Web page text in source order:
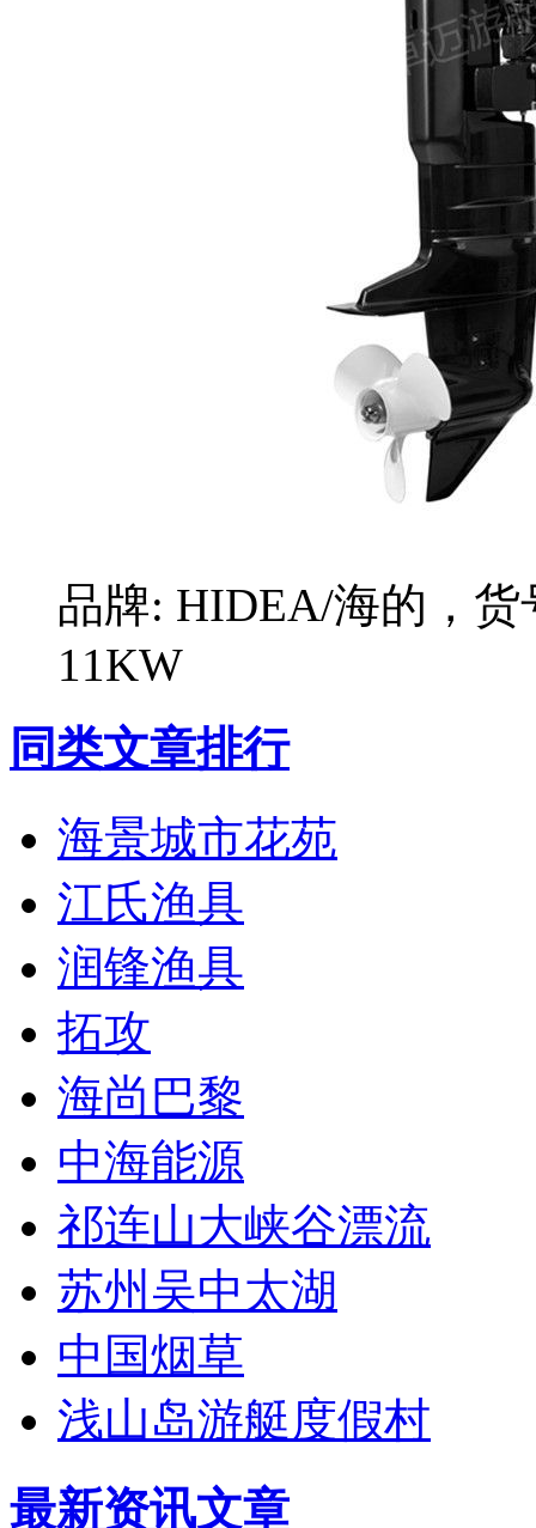
品牌: HIDEA/海的，货
11KW
同类文章排行
海景城市花苑
江氏渔具
润锋渔具
拓攻
海尚巴黎
中海能源
祁连山大峡谷漂流
苏州吴中太湖
中国烟草
浅山岛游艇度假村
最新资讯文章